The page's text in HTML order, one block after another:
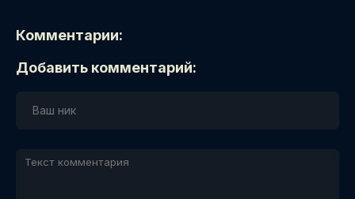
Комментарии:
Добавить комментарий: